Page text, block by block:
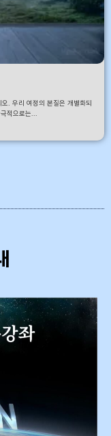
. 우리 여정의 본질은 개별화되
적으로는...